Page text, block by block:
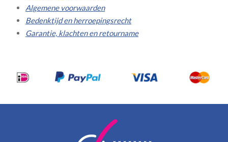
Algemene voorwaarden
Bedenktijd en herroepingsrecht
Garantie, klachten en retourname